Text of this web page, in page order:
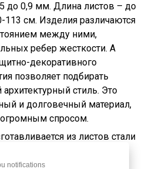
до 0,9 мм. Длина листов – до
см. Изделия различаются
между ними,
ребер жесткости. А
декоративного
позволяет подбирать
стиль. Это
и долговечный материал,
огромным спросом.
из листов стали
0,6 мм Она идеально
глиняной черепицы, при
notifications